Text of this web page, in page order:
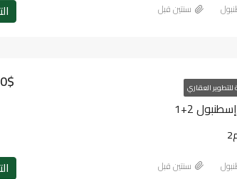
‏سنتين قبل
العقاري
2+1
‏سنتين قبل